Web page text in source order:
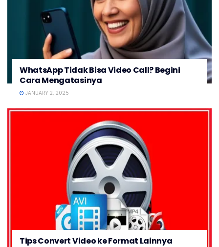
WhatsApp Tidak Bisa Video Call? Begini
Cara Mengatasinya
JANUARY 2, 2025
Tips Convert Video ke Format Lainnya